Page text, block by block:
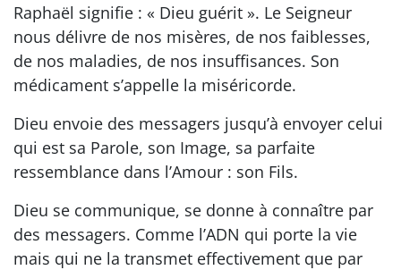
Raphaël signifie : « Dieu guérit ». Le Seigneur
nous délivre de nos misères, de nos faiblesses,
de nos maladies, de nos insuffisances. Son
médicament s’appelle la miséricorde.
Dieu envoie des messagers jusqu’à envoyer celui
qui est sa Parole, son Image, sa parfaite
ressemblance dans l’Amour : son Fils.
Dieu se communique, se donne à connaître par
des messagers. Comme l’ADN qui porte la vie
mais qui ne la transmet effectivement que par